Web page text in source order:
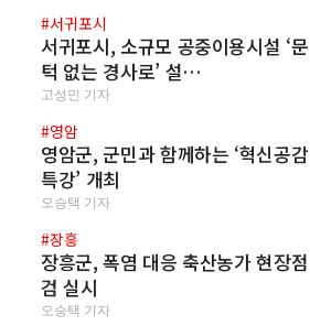
#서귀포시
서귀포시, 소규모 공중이용시설 ‘문
턱 없는 경사로’ 설…
고성민 기자
#영암
영암군, 군민과 함께하는 ‘혁신공감
특강’ 개최
오승택 기자
#장흥
장흥군, 폭염 대응 축산농가 현장점
검 실시
오승택 기자